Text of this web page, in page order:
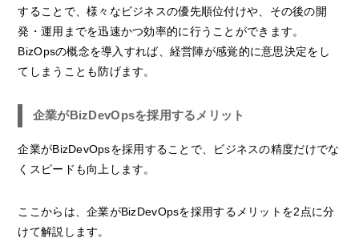
することで、様々なビジネスの優先順位付けや、その後の開
発・運用までを迅速かつ効率的に行うことができます。
BizOpsの概念を導入すれば、経営陣が感覚的に意思決定をし
てしまうことも防げます。
企業がBizDevOpsを採用するメリット
企業がBizDevOpsを採用することで、ビジネスの精度だけでな
くスピードも向上します。
ここからは、企業がBizDevOpsを採用するメリットを2点に分
けて解説します。